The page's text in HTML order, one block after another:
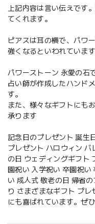
上記内容は言い伝えです
てくれます。
ピアスは耳の横で、パワ
強くなるといわれています
パワーストーン 永愛の石
占い師が作成したハンド
す。
また、様々なギフトにも
承ります
記念日のプレゼント 誕生
プレゼント ハロウィン バ
の日 ウェディングギフト
園祝い 入学祝い 卒園祝
い 成人式 敬老の日 帰省
り さまざまなギフト プレ
にも喜ばれています。ぜ